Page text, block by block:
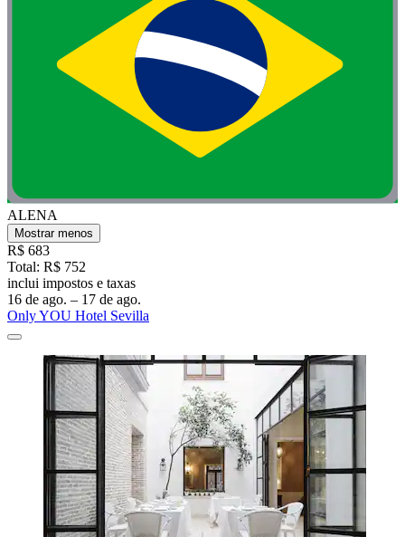
ALENA
Mostrar menos
R$ 683
Total: R$ 752
inclui impostos e taxas
16 de ago. – 17 de ago.
Only YOU Hotel Sevilla